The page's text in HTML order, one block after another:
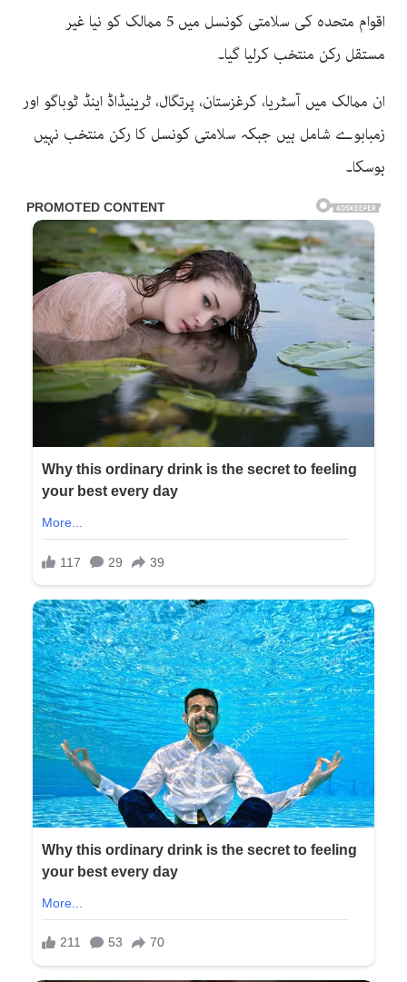
اقوام متحدہ کی سلامتی کونسل میں 5 ممالک کو نیا غیر
مستقل رکن منتخب کرلیا گیا۔
ان ممالک میں آسٹریا، کرغزستان، پرتگال، ٹرینیڈاڈ اینڈ ٹوباگو اور
زمبابوے شامل ہیں جبکہ سلامتی کونسل کا رکن منتخب نہیں
ہوسکا۔